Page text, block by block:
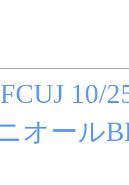
10/
オール